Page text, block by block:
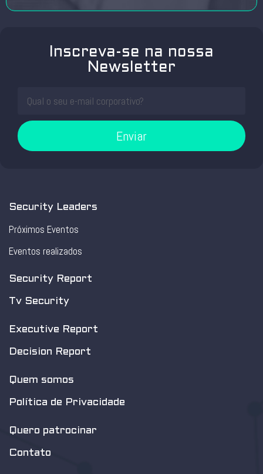
Inscreva-se na nossa
Newsletter
Enviar
Security Leaders
Próximos Eventos
Eventos realizados
Security Report
Tv Security
Executive Report
Decision Report
Quem somos
Política de Privacidade
Quero patrocinar
Contato